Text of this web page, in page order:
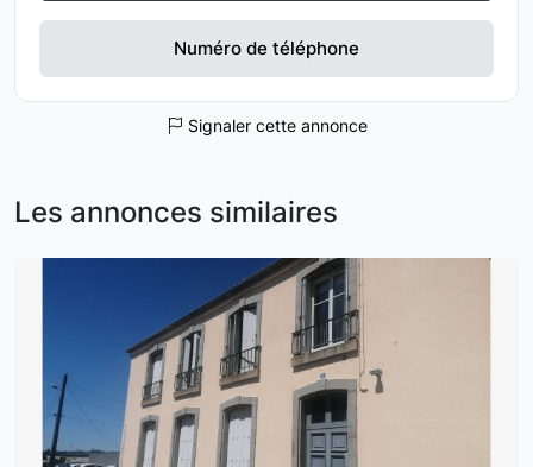
Numéro de téléphone
Signaler cette annonce
Les annonces similaires